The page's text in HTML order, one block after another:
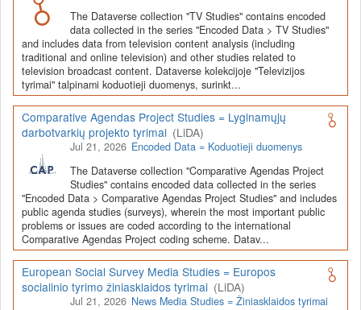
Prieigai prie išteklių naudojama ši
visi ištekliai prieinami, nes 2020-2029 m. vykdomas perkėlimo iš
senosios infrastruktūros projektas). LiDA kuruoja įvairių tipų
išteklius ir jie publikuojami atskiruose kataloguose pagal tipą:
Apklausų duomenys ,Interviu duomenys,Agreguotieji duomenys
(įskaitant Istorinę statistiką),Tekstiniai duomenys
duomenys(įskaitant Žiniasklaidos tyrimus). Taip pat LiDA
talpinami didelių nacionalinių projektų duomenys (Didelių projektų
duomenys) ir Lietuvos aukštojo mokslo ir studijų bei Lietuvos
valstybės institucijų deponuoti socialinių ir humanitarinių mokslų
duomenų rinkiniai (Kitų institucijų duomenys). Norintiemsišmokti
šia talpykla, surasti ir parsisiųsti duomenis, siūlome
susipažinti suLiDA Dataverse talpyklos naudotojo vadovu.
Depozitoriai, kurie norėtų deponuoti savo duomenis į LiDA
Dataverse talpyklą, turėtų susipažinti su informacija
puslapyje.
The Dataverse collection "TV Studies" contains encoded
data collected in the series "Encoded Data > TV Studies"
and includes data from television content analysis (including
traditional and online television) and other studies related to
television broadcast content. Dataverse kolekcijoje "Televizijos
tyrimai" talpinami koduotieji duomenys, surinkt...
Comparative Agendas Project Studies = Lyginamųjų
darbotvarkių projekto tyrimai (LiDA)
Jul 21, 2026 Encoded Data = Koduotieji duomenys
The Dataverse collection "Comparative Agendas Project
Studies" contains encoded data collected in the series
"Encoded Data > Comparative Agendas Project Studies" and includes
public agenda studies (surveys), wherein the most important public
problems or issues are coded according to the international
Comparative Agendas Project coding scheme. Datav...
European Social Survey Media Studies = Europos
socialinio tyrimo žiniasklaidos tyrimai (LiDA)
Jul 21, 2026 News Media Studies = Žiniasklaidos tyrimai